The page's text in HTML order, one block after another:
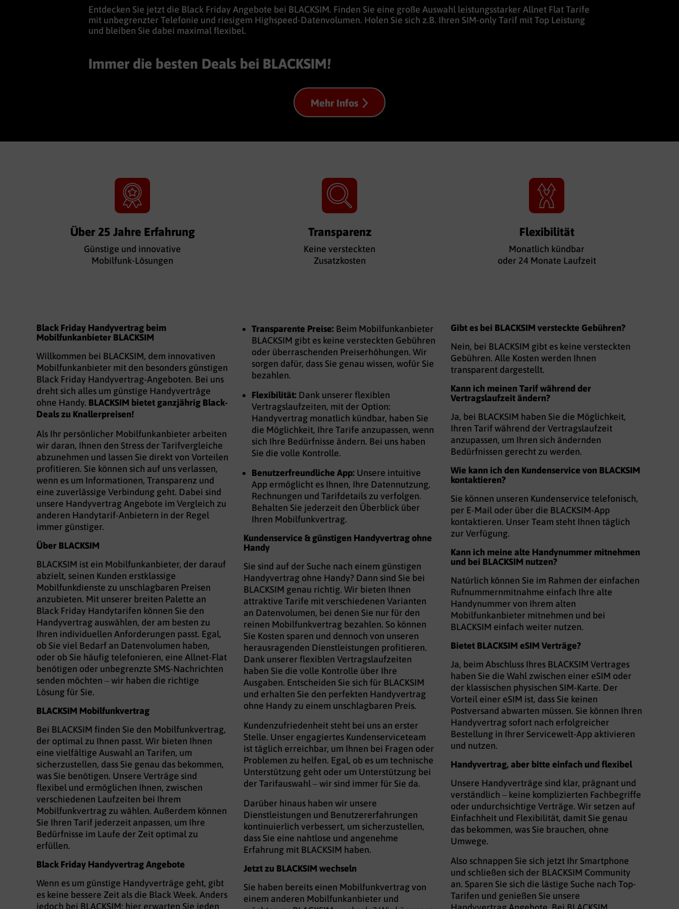
Entdecken Sie jetzt die Black Friday Angebote bei BLACKSIM. Finden Sie eine große Auswahl leistungsstarker Allnet Flat Tarife
mit unbegrenzter Telefonie und riesigem Highspeed-Datenvolumen. Holen Sie sich z.B. Ihren SIM-only Tarif mit Top Leistung
und bleiben Sie dabei maximal flexibel.
Immer die besten Deals bei BLACKSIM!
Mehr Infos
Über 25 Jahre Erfahrung
Günstige und innovative
Mobilfunk-Lösungen
Transparenz
Keine versteckten
Zusatzkosten
Flexibilität
Monatlich kündbar
oder 24 Monate Laufzeit
Black Friday Handyvertrag beim
Mobilfunkanbieter BLACKSIM
Willkommen bei BLACKSIM, dem innovativen
Mobilfunkanbieter mit den besonders günstigen
Black Friday Handyvertrag-Angeboten. Bei uns
dreht sich alles um günstige Handyverträge
ohne Handy. BLACKSIM bietet ganzjährig Black-
Deals zu Knallerpreisen!
Als Ihr persönlicher Mobilfunkanbieter arbeiten
wir daran, Ihnen den Stress der Tarifvergleiche
abzunehmen und lassen Sie direkt von Vorteilen
profitieren. Sie können sich auf uns verlassen,
wenn es um Informationen, Transparenz und
eine zuverlässige Verbindung geht. Dabei sind
unsere Handyvertrag Angebote im Vergleich zu
anderen Handytarif-Anbietern in der Regel
immer günstiger.
Über BLACKSIM
BLACKSIM ist ein Mobilfunkanbieter, der darauf
abzielt, seinen Kunden erstklassige
Mobilfunkdienste zu unschlagbaren Preisen
anzubieten. Mit unserer breiten Palette an
Black Friday Handytarifen können Sie den
Handyvertrag auswählen, der am besten zu
Ihren individuellen Anforderungen passt. Egal,
ob Sie viel Bedarf an Datenvolumen haben,
oder ob Sie häufig telefonieren, eine Allnet-Flat
benötigen oder unbegrenzte SMS-Nachrichten
senden möchten – wir haben die richtige
Lösung für Sie.
BLACKSIM Mobilfunkvertrag
Bei BLACKSIM finden Sie den Mobilfunkvertrag,
der optimal zu Ihnen passt. Wir bieten Ihnen
eine vielfältige Auswahl an Tarifen, um
sicherzustellen, dass Sie genau das bekommen,
was Sie benötigen. Unsere Verträge sind
flexibel und ermöglichen Ihnen, zwischen
verschiedenen Laufzeiten bei Ihrem
Mobilfunkvertrag zu wählen. Außerdem können
Sie Ihren Tarif jederzeit anpassen, um Ihre
Bedürfnisse im Laufe der Zeit optimal zu
erfüllen.
Black Friday Handyvertrag Angebote
Wenn es um günstige Handyverträge geht, gibt
es keine bessere Zeit als die Black Week. Anders
jedoch bei BLACKSIM: hier erwarten Sie jeden
Transparente Preise: Beim Mobilfunkanbieter
BLACKSIM gibt es keine versteckten Gebühren
oder überraschenden Preiserhöhungen. Wir
sorgen dafür, dass Sie genau wissen, wofür Sie
bezahlen.
Flexibilität: Dank unserer flexiblen
Vertragslaufzeiten, mit der Option:
Handyvertrag monatlich kündbar, haben Sie
die Möglichkeit, Ihre Tarife anzupassen, wenn
sich Ihre Bedürfnisse ändern. Bei uns haben
Sie die volle Kontrolle.
Benutzerfreundliche App: Unsere intuitive
App ermöglicht es Ihnen, Ihre Datennutzung,
Rechnungen und Tarifdetails zu verfolgen.
Behalten Sie jederzeit den Überblick über
Ihren Mobilfunkvertrag.
Kundenservice & günstigen Handyvertrag ohne
Handy
Sie sind auf der Suche nach einem günstigen
Handyvertrag ohne Handy? Dann sind Sie bei
BLACKSIM genau richtig. Wir bieten Ihnen
attraktive Tarife mit verschiedenen Varianten
an Datenvolumen, bei denen Sie nur für den
reinen Mobilfunkvertrag bezahlen. So können
Sie Kosten sparen und dennoch von unseren
herausragenden Dienstleistungen profitieren.
Dank unserer flexiblen Vertragslaufzeiten
haben Sie die volle Kontrolle über Ihre
Ausgaben. Entscheiden Sie sich für BLACKSIM
und erhalten Sie den perfekten Handyvertrag
ohne Handy zu einem unschlagbaren Preis.
Kundenzufriedenheit steht bei uns an erster
Stelle. Unser engagiertes Kundenserviceteam
ist täglich erreichbar, um Ihnen bei Fragen oder
Problemen zu helfen. Egal, ob es um technische
Unterstützung geht oder um Unterstützung bei
der Tarifauswahl – wir sind immer für Sie da.
Darüber hinaus haben wir unsere
Dienstleistungen und Benutzererfahrungen
kontinuierlich verbessert, um sicherzustellen,
dass Sie eine nahtlose und angenehme
Erfahrung mit BLACKSIM haben.
Jetzt zu BLACKSIM wechseln
Sie haben bereits einen Mobilfunkvertrag von
einem anderen Mobilfunkanbieter und
Gibt es bei BLACKSIM versteckte Gebühren?
Nein, bei BLACKSIM gibt es keine versteckten
Gebühren. Alle Kosten werden Ihnen
transparent dargestellt.
Kann ich meinen Tarif während der
Vertragslaufzeit ändern?
Ja, bei BLACKSIM haben Sie die Möglichkeit,
Ihren Tarif während der Vertragslaufzeit
anzupassen, um Ihren sich ändernden
Bedürfnissen gerecht zu werden.
Wie kann ich den Kundenservice von BLACKSIM
kontaktieren?
Sie können unseren Kundenservice telefonisch,
per E-Mail oder über die BLACKSIM-App
kontaktieren. Unser Team steht Ihnen täglich
zur Verfügung.
Kann ich meine alte Handynummer mitnehmen
und bei BLACKSIM nutzen?
Natürlich können Sie im Rahmen der einfachen
Rufnummernmitnahme einfach Ihre alte
Handynummer von Ihrem alten
Mobilfunkanbieter mitnehmen und bei
BLACKSIM einfach weiter nutzen.
Bietet BLACKSIM eSIM Verträge?
Ja, beim Abschluss Ihres BLACKSIM Vertrages
haben Sie die Wahl zwischen einer eSIM oder
der klassischen physischen SIM-Karte. Der
Vorteil einer eSIM ist, dass Sie keinen
Postversand abwarten müssen. Sie können Ihren
Handyvertrag sofort nach erfolgreicher
Bestellung in Ihrer Servicewelt-App aktivieren
und nutzen.
Handyvertrag, aber bitte einfach und flexibel
Unsere Handyverträge sind klar, prägnant und
verständlich – keine komplizierten Fachbegriffe
oder undurchsichtige Verträge. Wir setzen auf
Einfachheit und Flexibilität, damit Sie genau
das bekommen, was Sie brauchen, ohne
Umwege.
Also schnappen Sie sich jetzt Ihr Smartphone
und schließen sich der BLACKSIM Community
an. Sparen Sie sich die lästige Suche nach Top-
Tarifen und genießen Sie unsere